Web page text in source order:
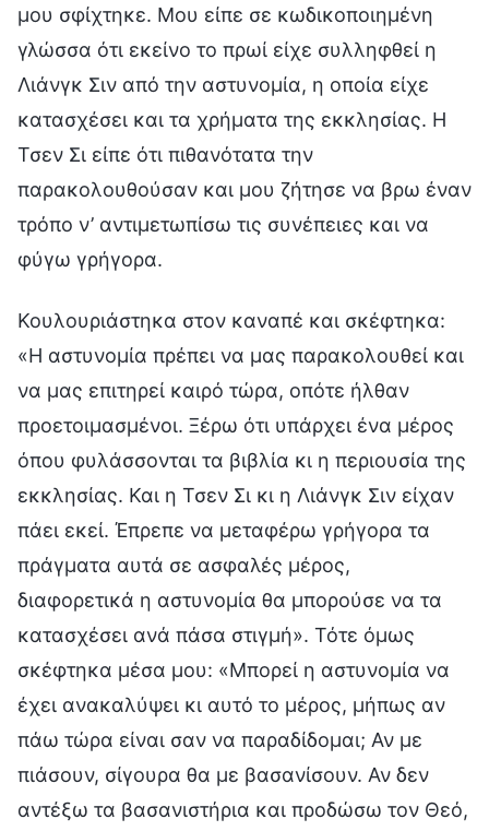
μου σφίχτηκε. Μου είπε σε κωδικοποιημένη
γλώσσα ότι εκείνο το πρωί είχε συλληφθεί η
Λιάνγκ Σιν από την αστυνομία, η οποία είχε
κατασχέσει και τα χρήματα της εκκλησίας. Η
Τσεν Σι είπε ότι πιθανότατα την
παρακολουθούσαν και μου ζήτησε να βρω έναν
τρόπο ν’ αντιμετωπίσω τις συνέπειες και να
φύγω γρήγορα.
Κουλουριάστηκα στον καναπέ και σκέφτηκα:
«Η αστυνομία πρέπει να μας παρακολουθεί και
να μας επιτηρεί καιρό τώρα, οπότε ήλθαν
προετοιμασμένοι. Ξέρω ότι υπάρχει ένα μέρος
όπου φυλάσσονται τα βιβλία κι η περιουσία της
εκκλησίας. Και η Τσεν Σι κι η Λιάνγκ Σιν είχαν
πάει εκεί. Έπρεπε να μεταφέρω γρήγορα τα
πράγματα αυτά σε ασφαλές μέρος,
διαφορετικά η αστυνομία θα μπορούσε να τα
κατασχέσει ανά πάσα στιγμή». Τότε όμως
σκέφτηκα μέσα μου: «Μπορεί η αστυνομία να
έχει ανακαλύψει κι αυτό το μέρος, μήπως αν
πάω τώρα είναι σαν να παραδίδομαι; Αν με
πιάσουν, σίγουρα θα με βασανίσουν. Αν δεν
αντέξω τα βασανιστήρια και προδώσω τον Θεό,